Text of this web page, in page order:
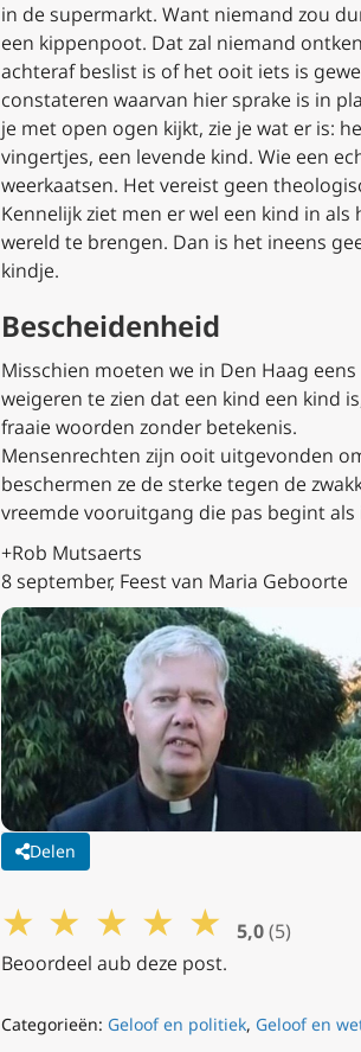
in de supermarkt. Want niemand zou
een kippenpoot. Dat zal niemand
achteraf beslist is of het ooit iets is
constateren waarvan hier sprake is in
je met open ogen kijkt, zie je wat er is:
vingertjes, een levende kind. Wie een
weerkaatsen. Het vereist geen
Kennelijk ziet men er wel een kind in
wereld te brengen. Dan is het ineens
kindje.
Bescheidenheid
Misschien moeten we in Den Haag
weigeren te zien dat een kind een kind
fraaie woorden zonder betekenis.
Mensenrechten zijn ooit uitgevonden
beschermen ze de sterke tegen de
vreemde vooruitgang die pas begint
+Rob Mutsaerts
8 september, Feest van Maria Geboorte
Delen
★ ★ ★ ★ ★ 5,0 (5)
Beoordeel aub deze post.
Categorieën: Geloof en politiek, Geloof en